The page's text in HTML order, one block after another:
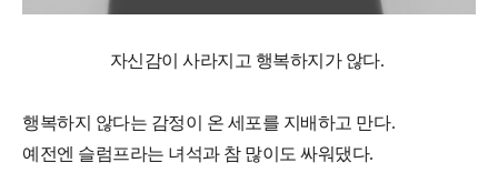
자신감이 사라지고 행복하지가 않다.
행복하지 않다는 감정이 온 세포를 지배하고 만다.
예전엔 슬럼프라는 녀석과 참 많이도 싸워댔다.